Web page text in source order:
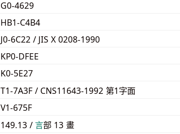
G0-4629
HB1-C4B4
J0-6C22 / JIS X 0208-1990
KP0-DFEE
K0-5E27
T1-7A3F / CNS11643-1992 第1字面
V1-675F
149.13 / ⾔部 13 畫